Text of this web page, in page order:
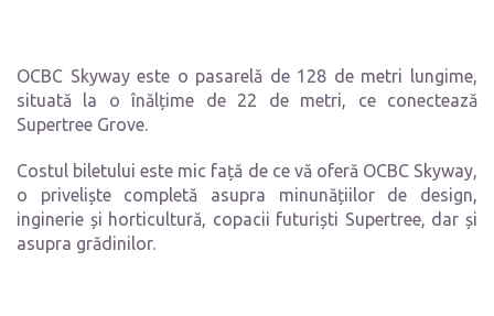
OCBC Skyway este o pasarelă de 128 de metri lungime,
situată la o înălțime de 22 de metri, ce conectează
Supertree Grove.
Costul biletului este mic față de ce vă oferă OCBC Skyway,
o priveliște completă asupra minunățiilor de design,
inginerie și horticultură, copacii futuriști Supertree, dar și
asupra grădinilor.